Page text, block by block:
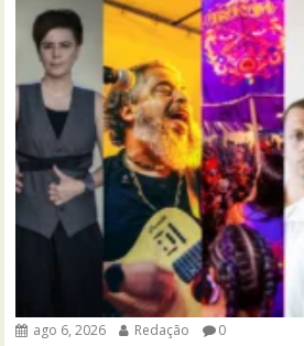
ago 6, 2026 Redação 0